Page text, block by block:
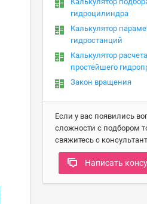
гидроцилиндра
Калькулятор
гидростанций
Калькулятор расчета
простейшего
Закон вращения
Если у вас появились
сложности с подбором
свяжитесь с
Написать